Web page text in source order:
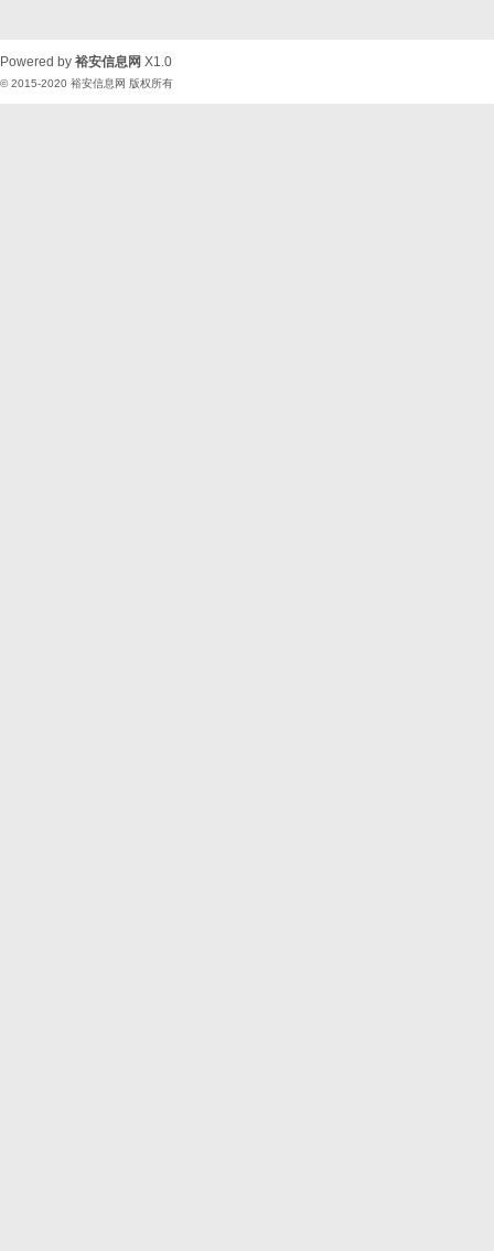
Powered by 裕安信息网 X1.0
© 2015-2020 裕安信息网 版权所有